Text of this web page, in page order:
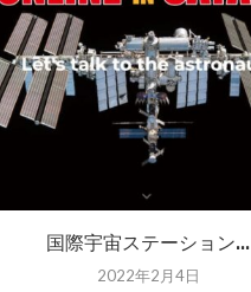
国際宇宙ステーション...
2022年2月4日